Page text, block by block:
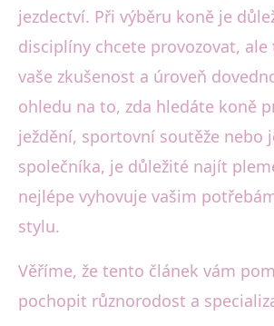
jezdectví. Při výběru koně je
disciplíny chcete provozovat, ale
vaše zkušenost a úroveň
ohledu na to, zda hledáte koně
ježdění, sportovní soutěže nebo
společníka, je důležité najít
nejlépe vyhovuje vašim
stylu.
Věříme, že tento článek vám
pochopit různorodost a